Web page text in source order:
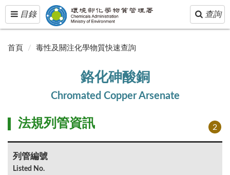
Toggle
navigation
目錄
Toggle
navigation
查詢
首頁 毒性及關注化學物質快速查詢
鉻化砷酸銅
Chromated Copper Arsenate
2
法規列管資訊
列管編號
Listed No.